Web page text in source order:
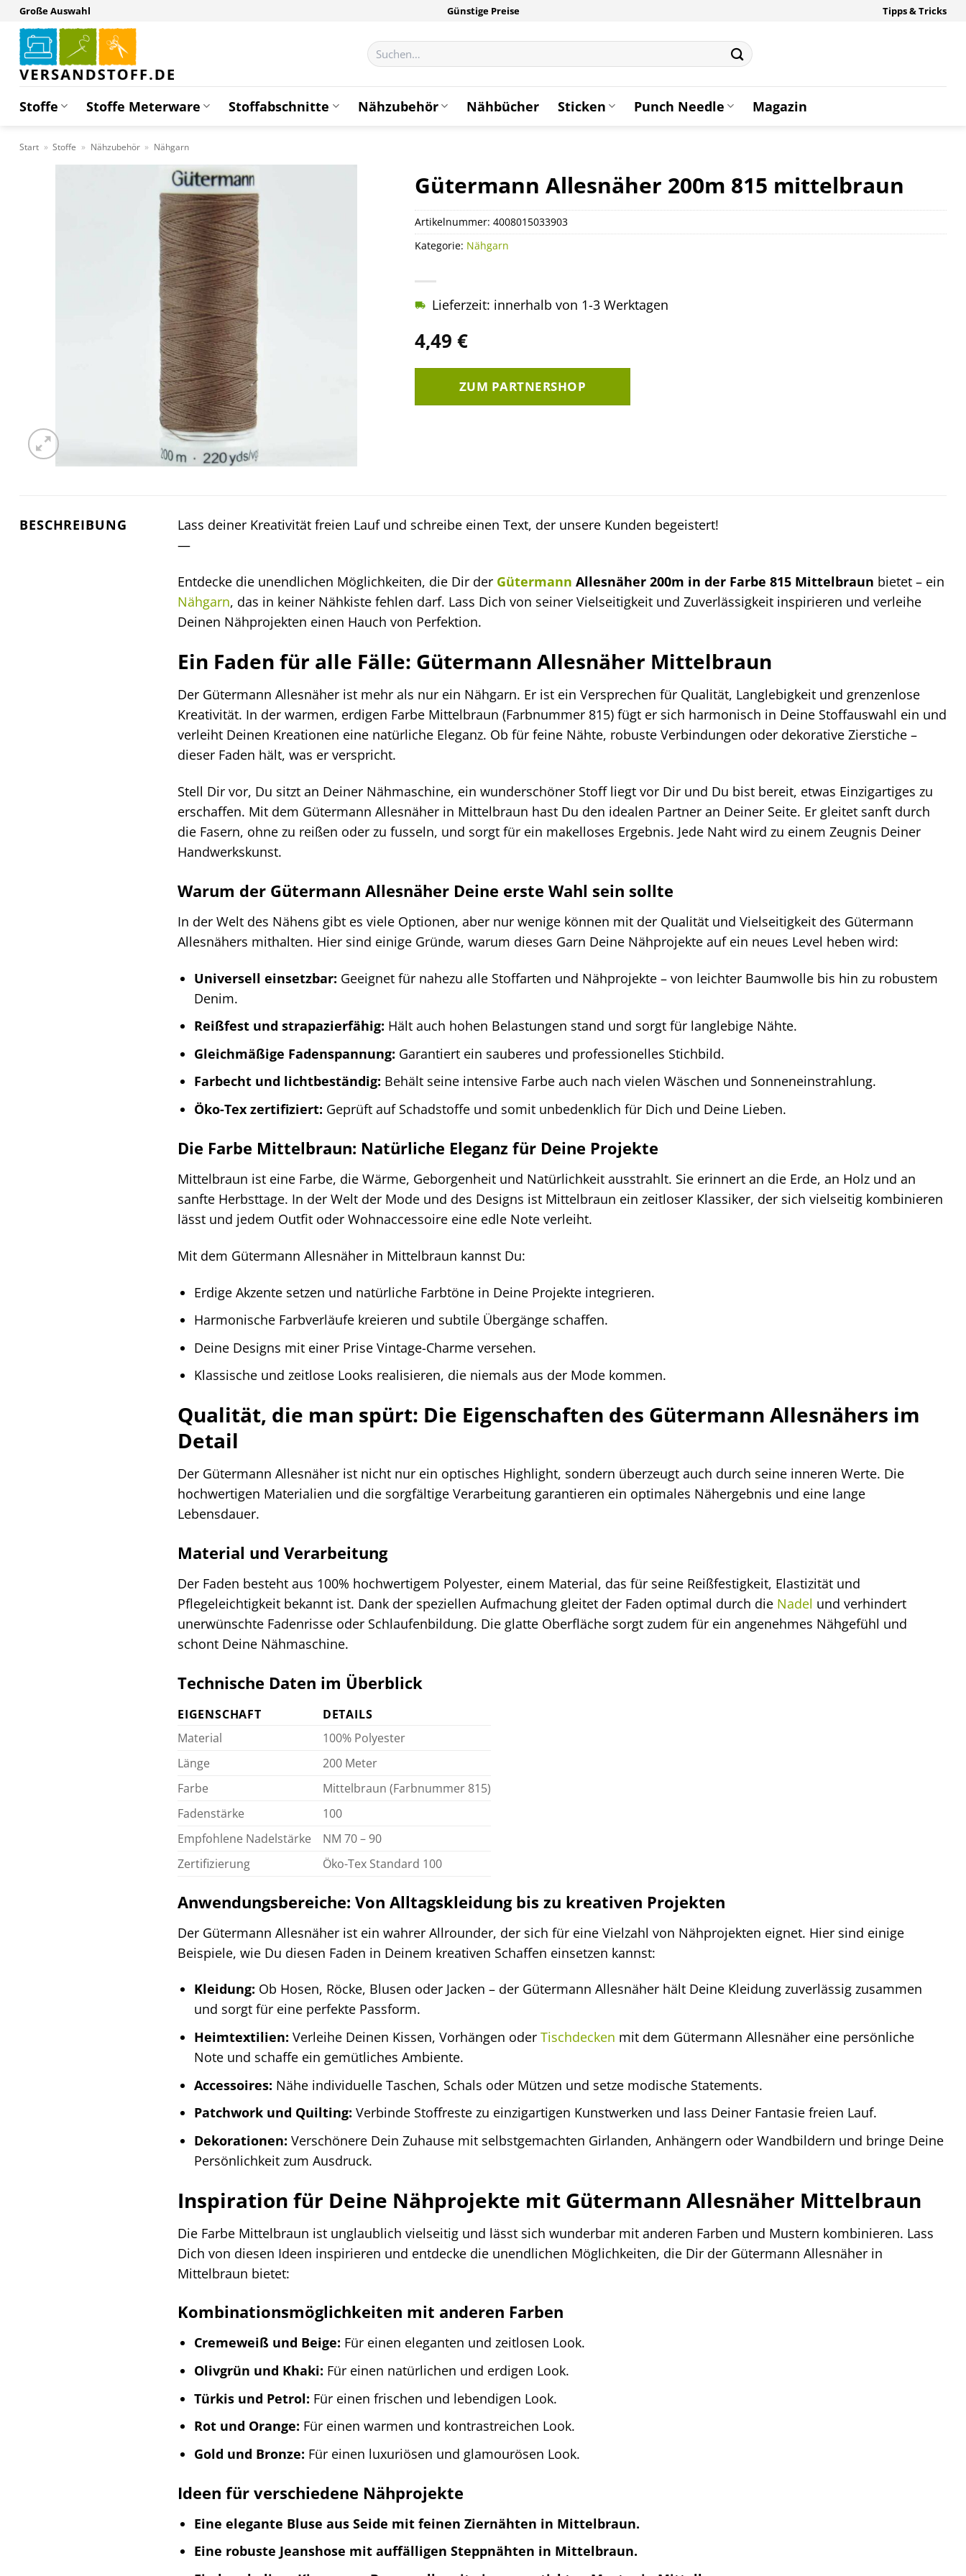
Zum
Inhalt
springen
Große Auswahl Günstige Preise Tipps & Tricks
Suchen
nach:
Stoffe Stoffe Meterware Stoffabschnitte Nähzubehör Nähbücher Sticken Punch Needle Magazin
Start » Stoffe » Nähzubehör » Nähgarn
Gütermann Allesnäher 200m 815 mittelbraun
4,49 €
Lieferzeit: innerhalb von 1-3 Werktagen
ZUM PARTNERSHOP
Artikelnummer: 4008015033903
Kategorie: Nähgarn
BESCHREIBUNG
Lass deiner Kreativität freien Lauf und schreibe einen Text, der unsere Kunden begeistert!
—
Entdecke die unendlichen Möglichkeiten, die Dir der Gütermann Allesnäher 200m in der Farbe 815 Mittelbraun bietet – ein
Nähgarn, das in keiner Nähkiste fehlen darf. Lass Dich von seiner Vielseitigkeit und Zuverlässigkeit inspirieren und verleihe
Deinen Nähprojekten einen Hauch von Perfektion.
Ein Faden für alle Fälle: Gütermann Allesnäher Mittelbraun
Der Gütermann Allesnäher ist mehr als nur ein Nähgarn. Er ist ein Versprechen für Qualität, Langlebigkeit und grenzenlose
Kreativität. In der warmen, erdigen Farbe Mittelbraun (Farbnummer 815) fügt er sich harmonisch in Deine Stoffauswahl ein und
verleiht Deinen Kreationen eine natürliche Eleganz. Ob für feine Nähte, robuste Verbindungen oder dekorative Zierstiche –
dieser Faden hält, was er verspricht.
Stell Dir vor, Du sitzt an Deiner Nähmaschine, ein wunderschöner Stoff liegt vor Dir und Du bist bereit, etwas Einzigartiges zu
erschaffen. Mit dem Gütermann Allesnäher in Mittelbraun hast Du den idealen Partner an Deiner Seite. Er gleitet sanft durch
die Fasern, ohne zu reißen oder zu fusseln, und sorgt für ein makelloses Ergebnis. Jede Naht wird zu einem Zeugnis Deiner
Handwerkskunst.
Warum der Gütermann Allesnäher Deine erste Wahl sein sollte
In der Welt des Nähens gibt es viele Optionen, aber nur wenige können mit der Qualität und Vielseitigkeit des Gütermann
Allesnähers mithalten. Hier sind einige Gründe, warum dieses Garn Deine Nähprojekte auf ein neues Level heben wird:
Universell einsetzbar: Geeignet für nahezu alle Stoffarten und Nähprojekte – von leichter Baumwolle bis hin zu robustem
Denim.
Reißfest und strapazierfähig: Hält auch hohen Belastungen stand und sorgt für langlebige Nähte.
Gleichmäßige Fadenspannung: Garantiert ein sauberes und professionelles Stichbild.
Farbecht und lichtbeständig: Behält seine intensive Farbe auch nach vielen Wäschen und Sonneneinstrahlung.
Öko-Tex zertifiziert: Geprüft auf Schadstoffe und somit unbedenklich für Dich und Deine Lieben.
Die Farbe Mittelbraun: Natürliche Eleganz für Deine Projekte
Mittelbraun ist eine Farbe, die Wärme, Geborgenheit und Natürlichkeit ausstrahlt. Sie erinnert an die Erde, an Holz und an
sanfte Herbsttage. In der Welt der Mode und des Designs ist Mittelbraun ein zeitloser Klassiker, der sich vielseitig kombinieren
lässt und jedem Outfit oder Wohnaccessoire eine edle Note verleiht.
Mit dem Gütermann Allesnäher in Mittelbraun kannst Du:
Erdige Akzente setzen und natürliche Farbtöne in Deine Projekte integrieren.
Harmonische Farbverläufe kreieren und subtile Übergänge schaffen.
Deine Designs mit einer Prise Vintage-Charme versehen.
Klassische und zeitlose Looks realisieren, die niemals aus der Mode kommen.
Qualität, die man spürt: Die Eigenschaften des Gütermann Allesnähers im
Detail
Der Gütermann Allesnäher ist nicht nur ein optisches Highlight, sondern überzeugt auch durch seine inneren Werte. Die
hochwertigen Materialien und die sorgfältige Verarbeitung garantieren ein optimales Nähergebnis und eine lange
Lebensdauer.
Material und Verarbeitung
Der Faden besteht aus 100% hochwertigem Polyester, einem Material, das für seine Reißfestigkeit, Elastizität und
Pflegeleichtigkeit bekannt ist. Dank der speziellen Aufmachung gleitet der Faden optimal durch die Nadel und verhindert
unerwünschte Fadenrisse oder Schlaufenbildung. Die glatte Oberfläche sorgt zudem für ein angenehmes Nähgefühl und
schont Deine Nähmaschine.
Technische Daten im Überblick
EIGENSCHAFT
DETAILS
Material
100% Polyester
Länge
200 Meter
Farbe
Mittelbraun (Farbnummer 815)
Fadenstärke
100
Empfohlene Nadelstärke
NM 70 – 90
Zertifizierung
Öko-Tex Standard 100
Anwendungsbereiche: Von Alltagskleidung bis zu kreativen Projekten
Der Gütermann Allesnäher ist ein wahrer Allrounder, der sich für eine Vielzahl von Nähprojekten eignet. Hier sind einige
Beispiele, wie Du diesen Faden in Deinem kreativen Schaffen einsetzen kannst:
Kleidung: Ob Hosen, Röcke, Blusen oder Jacken – der Gütermann Allesnäher hält Deine Kleidung zuverlässig zusammen
und sorgt für eine perfekte Passform.
Heimtextilien: Verleihe Deinen Kissen, Vorhängen oder Tischdecken mit dem Gütermann Allesnäher eine persönliche
Note und schaffe ein gemütliches Ambiente.
Accessoires: Nähe individuelle Taschen, Schals oder Mützen und setze modische Statements.
Patchwork und Quilting: Verbinde Stoffreste zu einzigartigen Kunstwerken und lass Deiner Fantasie freien Lauf.
Dekorationen: Verschönere Dein Zuhause mit selbstgemachten Girlanden, Anhängern oder Wandbildern und bringe Deine
Persönlichkeit zum Ausdruck.
Inspiration für Deine Nähprojekte mit Gütermann Allesnäher Mittelbraun
Die Farbe Mittelbraun ist unglaublich vielseitig und lässt sich wunderbar mit anderen Farben und Mustern kombinieren. Lass
Dich von diesen Ideen inspirieren und entdecke die unendlichen Möglichkeiten, die Dir der Gütermann Allesnäher in
Mittelbraun bietet:
Kombinationsmöglichkeiten mit anderen Farben
Cremeweiß und Beige: Für einen eleganten und zeitlosen Look.
Olivgrün und Khaki: Für einen natürlichen und erdigen Look.
Türkis und Petrol: Für einen frischen und lebendigen Look.
Rot und Orange: Für einen warmen und kontrastreichen Look.
Gold und Bronze: Für einen luxuriösen und glamourösen Look.
Ideen für verschiedene Nähprojekte
Eine elegante Bluse aus Seide mit feinen Ziernähten in Mittelbraun.
Eine robuste Jeanshose mit auffälligen Steppnähten in Mittelbraun.